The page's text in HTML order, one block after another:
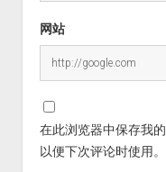
网站
在此浏览器中保存我
以便下次评论时使用。